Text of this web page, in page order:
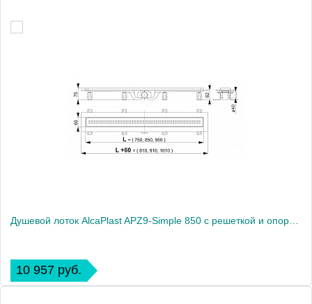
10 957 руб.